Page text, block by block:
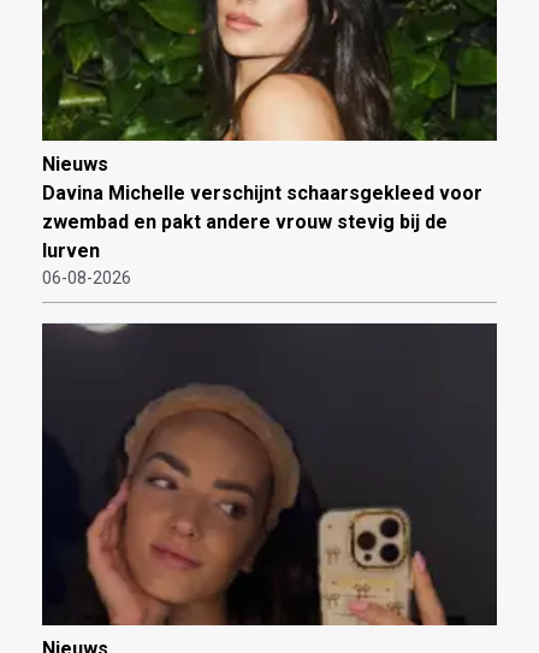
Nieuws
Davina Michelle verschijnt schaarsgekleed voor
zwembad en pakt andere vrouw stevig bij de
lurven
06-08-2026